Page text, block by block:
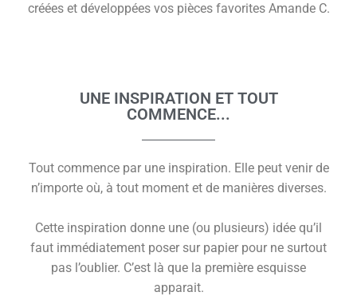
créées et développées vos pièces favorites Amande C.
UNE INSPIRATION ET TOUT
COMMENCE...
Tout commence par une inspiration. Elle peut venir de
n’importe où, à tout moment et de manières diverses.
Cette inspiration donne une (ou plusieurs) idée qu’il
faut immédiatement poser sur papier pour ne surtout
pas l’oublier. C’est là que la première esquisse
apparait.